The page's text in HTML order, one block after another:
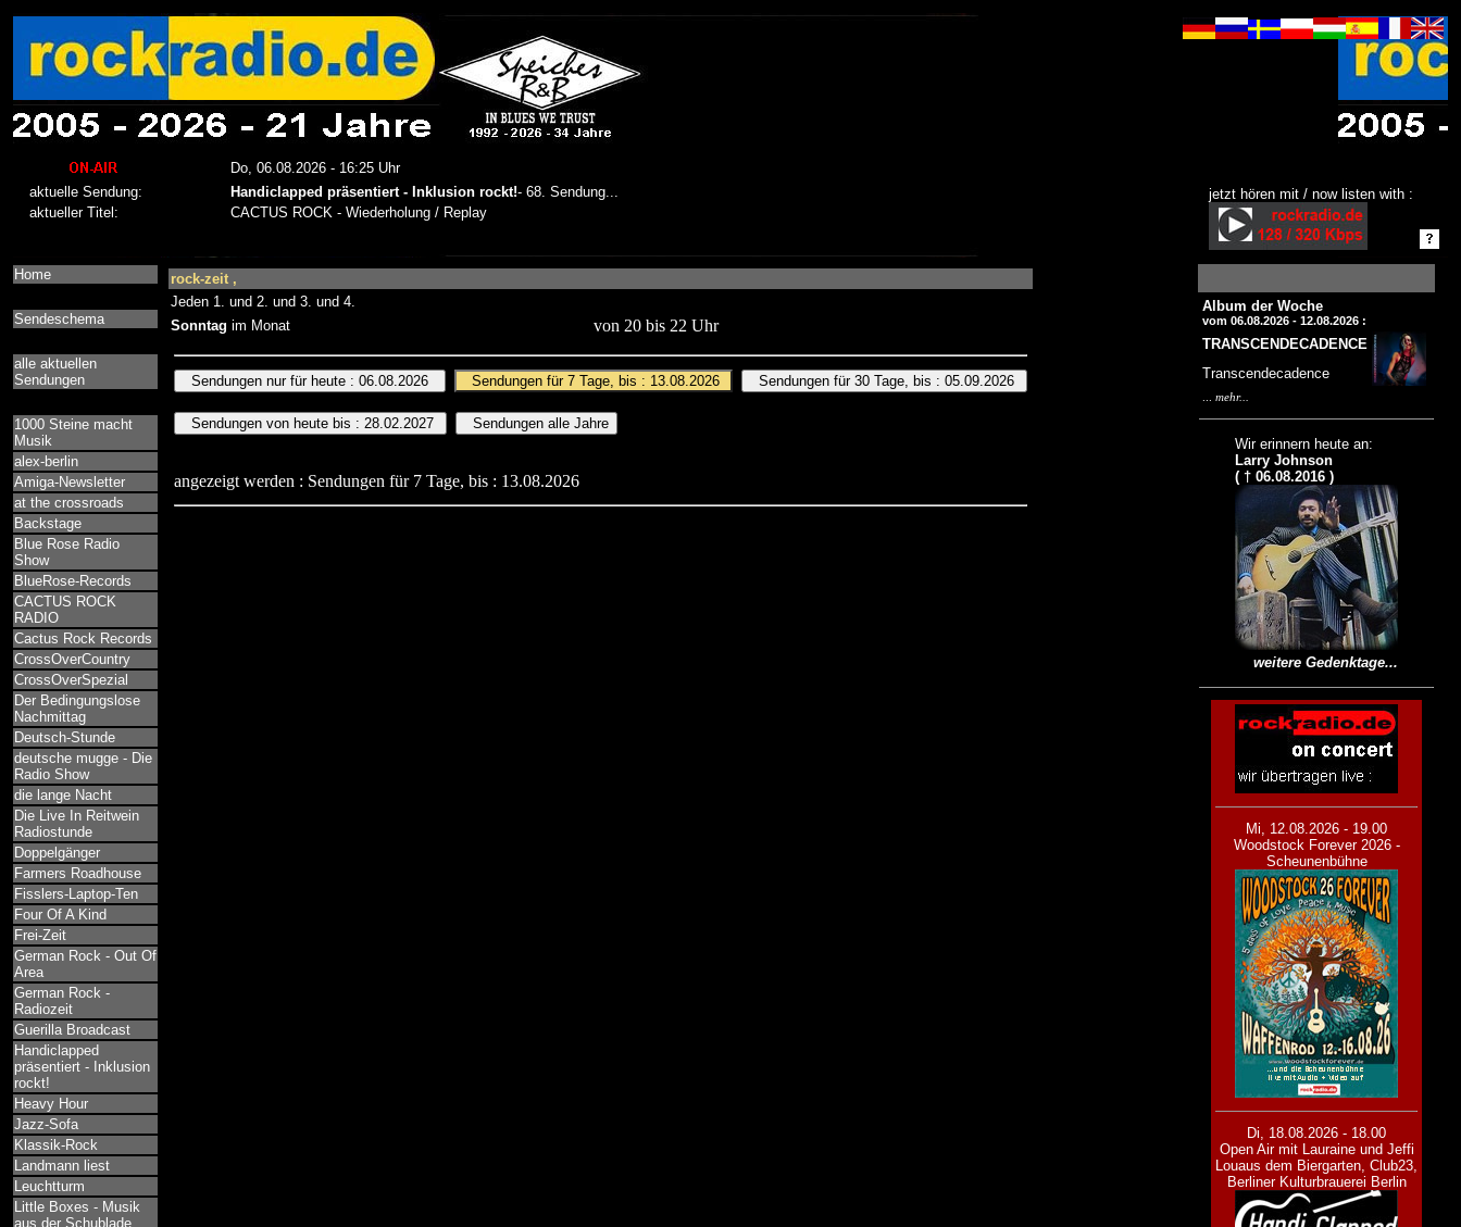
jetzt hören mit / now listen with :
Home
Sendeschema
alle aktuellen
Sendungen
1000 Steine macht
Musik
alex-berlin
Amiga-Newsletter
at the crossroads
Backstage
Blue Rose Radio
Show
BlueRose-Records
CACTUS ROCK
RADIO
Cactus Rock Records
CrossOverCountry
CrossOverSpezial
Der Bedingungslose
Nachmittag
Deutsch-Stunde
deutsche mugge - Die
Radio Show
die lange Nacht
Die Live In Reitwein
Radiostunde
Doppelgänger
Farmers Roadhouse
Fisslers-Laptop-Ten
Four Of A Kind
Frei-Zeit
German Rock - Out Of
Area
German Rock -
Radiozeit
Guerilla Broadcast
Handiclapped
präsentiert - Inklusion
rockt!
Heavy Hour
Jazz-Sofa
Klassik-Rock
Landmann liest
Leuchtturm
Little Boxes - Musik
aus der Schublade
rock-zeit ,
Jeden 1. und 2. und 3. und 4.
Sonntag im Monat von 20 bis 22 Uhr
angezeigt werden : Sendungen für 7 Tage, bis : 13.08.2026
Album der Woche
vom 06.08.2026 - 12.08.2026 :
TRANSCENDECADENCE
Transcendecadence
mehr...
Wir erinnern heute an:
Larry Johnson
( † 06.08.2016 )
weitere Gedenktage...
Mi, 12.08.2026 - 19.00
Woodstock Forever 2026 -
Scheunenbühne
Di, 18.08.2026 - 18.00
Open Air mit Lauraine und Jeffi
Louaus dem Biergarten, Club23,
Berliner Kulturbrauerei Berlin